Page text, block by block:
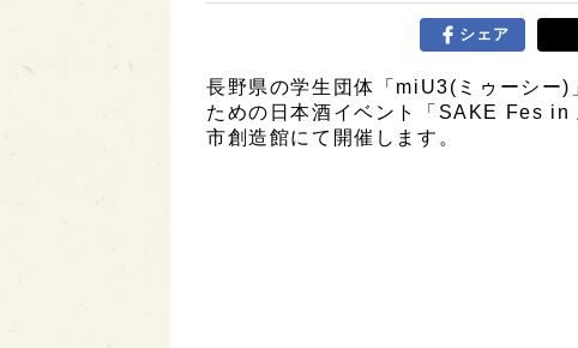
シェア
長野県の学生団体「miU3(ミゥーシー
ための日本酒イベント「SAKE Fes in
市創造館にて開催します。